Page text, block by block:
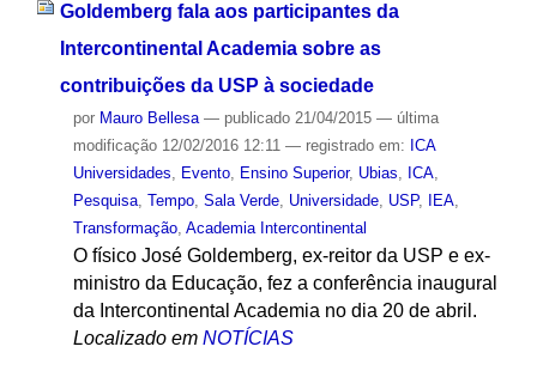
Goldemberg fala aos participantes da
Intercontinental Academia sobre as
contribuições da USP à sociedade
por Mauro Bellesa — publicado21/04/2015 — última
modificação12/02/2016 12:11 — registrado em: ICA
Universidades, Evento, Ensino Superior, Ubias, ICA,
Pesquisa, Tempo, Sala Verde, Universidade, USP, IEA,
Transformação, Academia Intercontinental
O físico José Goldemberg, ex-reitor da USP e ex-
ministro da Educação, fez a conferência inaugural
da Intercontinental Academia no dia 20 de abril.
Localizado em NOTÍCIAS